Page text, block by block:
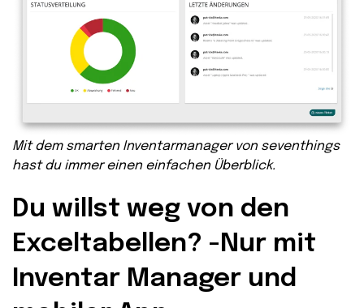
Mit dem smarten Inventarmanager von seventhings
hast du immer einen einfachen Überblick.
Du willst weg von den
Exceltabellen? -Nur mit
Inventar Manager und